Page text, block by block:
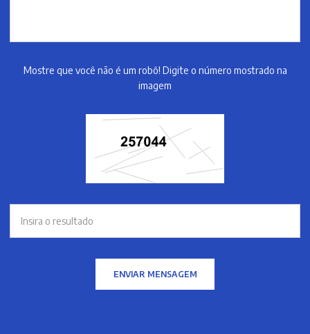
Mostre que você não é um robô! Digite o número mostrado na
imagem
ENVIAR MENSAGEM